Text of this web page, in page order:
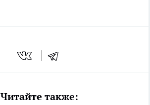
Читайте также: